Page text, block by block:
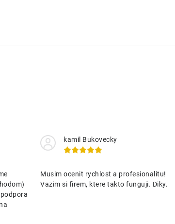
kamil Bukovecky
Musim ocenit rychlost a profesionalitu!
Vazim si firem, ktere takto funguji. Diky.